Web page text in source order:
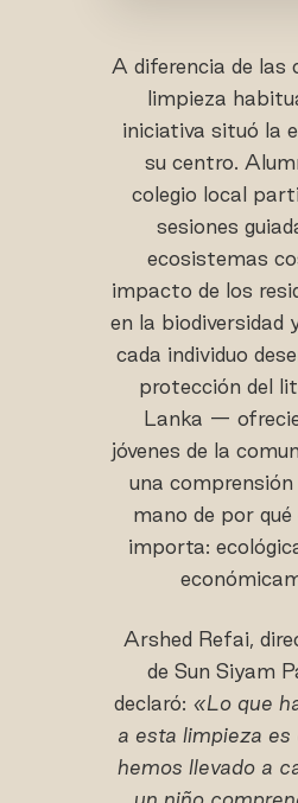
A diferencia de las
limpieza
iniciativa situó la
su centro.
colegio local
sesiones
ecosistemas
impacto de los
en la biodiversidad
cada individuo
protección del
Lanka —
jóvenes de la
una
mano de por
importa:
Arshed Refai,
de Sun Siyam
declaró: «Lo que
a esta limpieza es
hemos llevado a